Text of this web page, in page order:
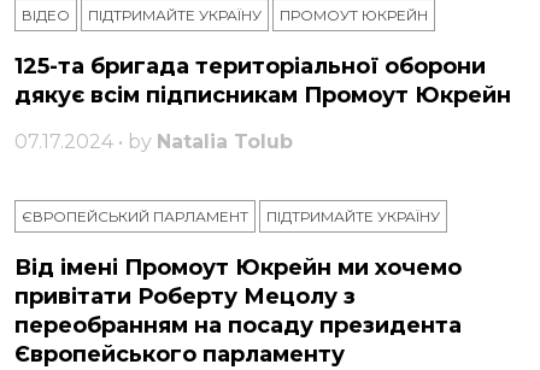
ВІДЕО ПІДТРИМАЙТЕ УКРАЇНУ ПРОМОУТ ЮКРЕЙН
125-та бригада територіальної оборони
дякує всім підписникам Промоут Юкрейн
07.17.2024 • by Natalia Tolub
ЄВРОПЕЙСЬКИЙ ПАРЛАМЕНТ ПІДТРИМАЙТЕ УКРАЇНУ
Від імені Промоут Юкрейн ми хочемо
привітати Роберту Мецолу з
переобранням на посаду президента
Європейського парламенту